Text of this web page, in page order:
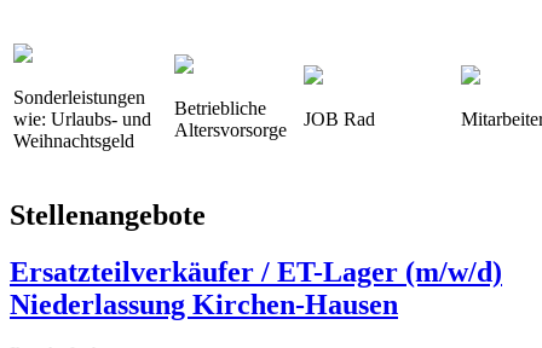
Sonderleistungen
wie: Urlaubs- und
Weihnachtsgeld
Betriebliche
Altersvorsorge
JOB Rad
Stellenangebote
Ersatzteilverkäufer / ET-Lager (m/w/d)
Niederlassung Kirchen-Hausen